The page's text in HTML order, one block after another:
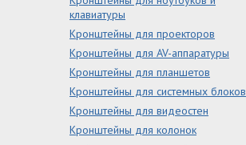
клавиатуры
Кронштейны для проекторов
Кронштейны для AV-аппаратуры
Кронштейны для планшетов
Кронштейны для системных блоков
Кронштейны для видеостен
Кронштейны для колонок